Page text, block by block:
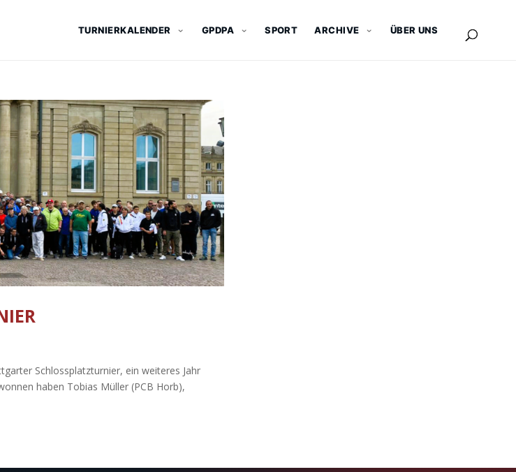
TURNIERKALENDER GPDPA SPORT ARCHIVE ÜBER UNS
Schlossplatzturnier, ein weiteres Jahr
haben Tobias Müller (PCB Horb),